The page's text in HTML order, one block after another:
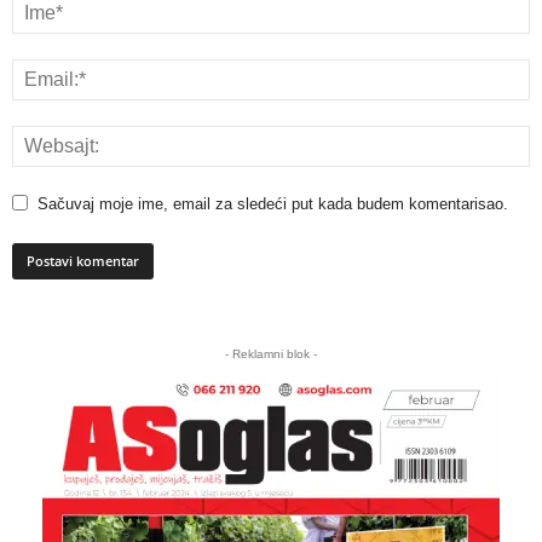
Sačuvaj moje ime, email za sledeći put kada budem komentarisao.
- Reklamni blok -